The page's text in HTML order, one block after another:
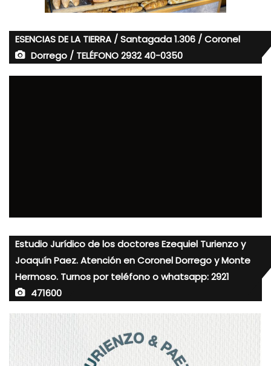
ESENCIAS DE LA TIERRA / Santagada 1.306 / Coronel
Dorrego / TELÉFONO 2932 40-0350
Estudio Jurídico de los doctores Ezequiel Turienzo y
Joaquín Paez. Atención en Coronel Dorrego y Monte
Hermoso. Turnos por teléfono o whatsapp: 2921
471600